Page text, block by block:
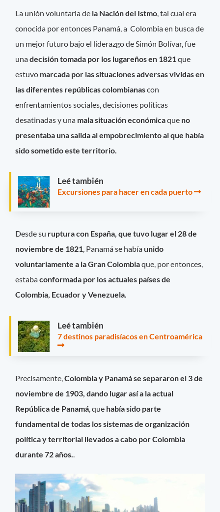
La unión voluntaria de la Nación del Istmo, tal cual era
conocida por entonces Panamá, a Colombia en busca de
un mejor futuro bajo el liderazgo de Simón Bolívar, fue
unadecisión tomada por los lugareños en 1821que
estuvo marcada por las situaciones adversas vividas en
las diferentes repúblicas colombianascon
enfrentamientos sociales, decisiones políticas
desatinadas y una mala situación económicaque no
presentaba una salida al empobrecimiento al que había
sido sometido este territorio.
Leé también
Excursiones para hacer en cada puerto
Desde su ruptura con España, que tuvo lugar el 28 de
noviembre de 1821, Panamá se había unido
voluntariamente a la Gran Colombiaque, por entonces,
estabaconformada por los actuales países de
Colombia, Ecuador y Venezuela.
Leé también
7 destinos paradisíacos en Centroamérica
Precisamente,Colombia y Panamá se separaron el 3 de
noviembre de 1903, dando lugar así a la actual
República de Panamá , que había sido parte
fundamental de todas los sistemas de organización
política y territorial llevados a cabo por Colombia
durante 72 años.